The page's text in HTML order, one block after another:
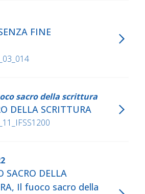
FINE
sacro della scrittura
DELLA SCRITTURA
SACRO DELLA
Il fuoco sacro della